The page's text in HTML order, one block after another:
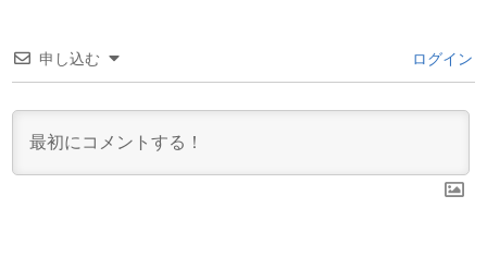
申し込む ログイン